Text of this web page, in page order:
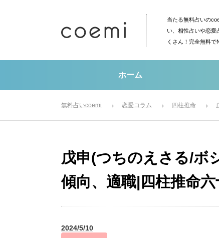
当たる無料占いの
い、相性占いや恋愛
くさん！完全無料で
ホーム
無料占いcoemi 恋愛コラム 四柱推命
戊申(つちのえさる/ボ
傾向、適職|四柱推命
2024/5/10